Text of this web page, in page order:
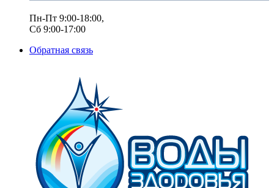
Пн-Пт 9:00-18:00,
Сб 9:00-17:00
Обратная связь